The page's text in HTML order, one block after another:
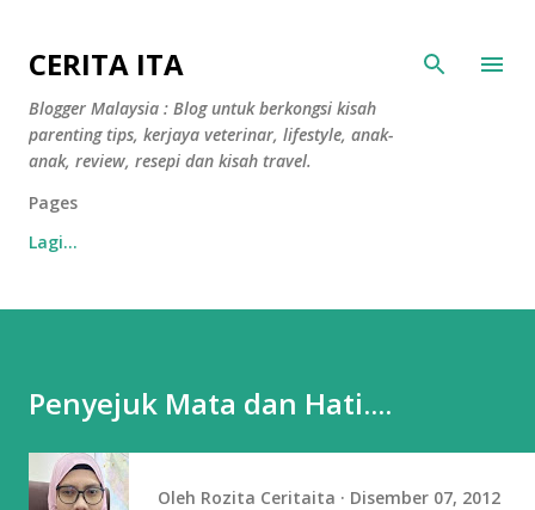
CERITA ITA
Blogger Malaysia : Blog untuk berkongsi kisah
parenting tips, kerjaya veterinar, lifestyle, anak-
anak, review, resepi dan kisah travel.
Pages
Lagi…
Penyejuk Mata dan Hati....
Oleh Rozita Ceritaita Disember 07, 2012